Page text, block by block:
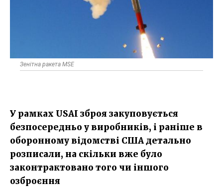
Зенітна ракета MSE
У рамках USAI зброя закуповується
безпосередньо у виробників, і раніше в
оборонному відомстві США детально
розписали, на скільки вже було
законтрактовано того чи іншого
озброєння